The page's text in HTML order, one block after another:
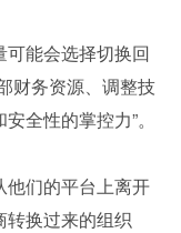
能会选择切换回
财务资源、调整技
全性的掌控力”。
他们的平台上离开
转换过来的组织